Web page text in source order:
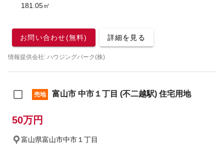
181.05㎡
お問い合わせ(無料) 詳細を見る
情報提供会社: ハウジングパーク(株)
売地 富山市 中市１丁目 (不二越駅) 住宅用地
50万円
富山県富山市中市１丁目